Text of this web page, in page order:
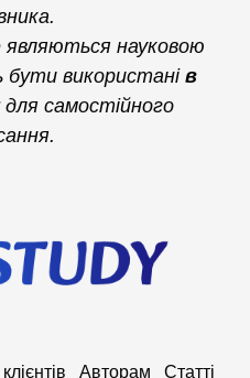
являються науковою
використанів
для самостійного
Авторам Статті